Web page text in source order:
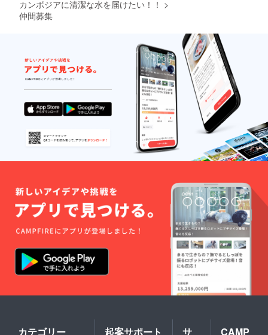
カンボジアに清潔な水を届けたい！！ >
仲間募集
カテゴリー 起案サポート
サ
CAMP